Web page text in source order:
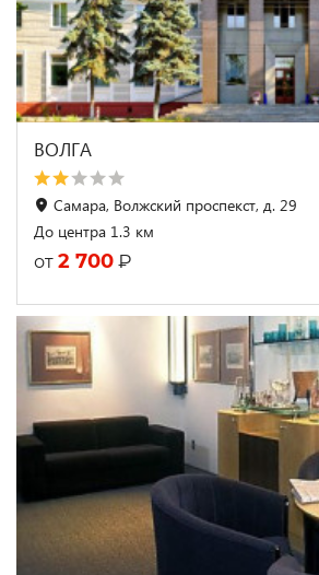
ВОЛГА
Самара, Волжский проспекст, д. 29
До центра 1.3 км
от 2 700 ₽